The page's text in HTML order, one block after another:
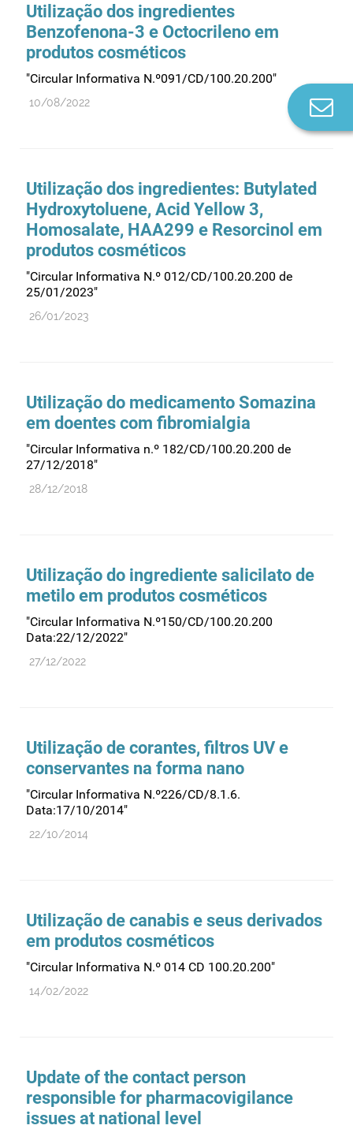
Utilização dos ingredientes
Benzofenona-3 e Octocrileno em
produtos cosméticos
"Circular Informativa N.º091/CD/100.20.200"
10/08/2022
Utilização dos ingredientes: Butylated
Hydroxytoluene, Acid Yellow 3,
Homosalate, HAA299 e Resorcinol em
produtos cosméticos
"Circular Informativa N.º 012/CD/100.20.200 de
25/01/2023"
26/01/2023
Utilização do medicamento Somazina
em doentes com fibromialgia
"Circular Informativa n.º 182/CD/100.20.200 de
27/12/2018"
28/12/2018
Utilização do ingrediente salicilato de
metilo em produtos cosméticos
"Circular Informativa N.º150/CD/100.20.200
Data:22/12/2022"
27/12/2022
Utilização de corantes, filtros UV e
conservantes na forma nano
"Circular Informativa N.º226/CD/8.1.6.
Data:17/10/2014"
22/10/2014
Utilização de canabis e seus derivados
em produtos cosméticos
"Circular Informativa N.º 014 CD 100.20.200"
14/02/2022
Update of the contact person
responsible for pharmacovigilance
issues at national level